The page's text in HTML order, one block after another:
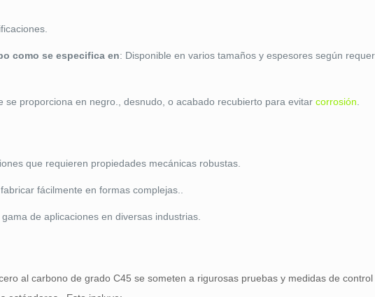
como se especifica en: Disponible en varios tamaños y espesores según
se proporciona en negro., desnudo, o acabado recubierto para evitarcorrosión.
que requieren propiedades mecánicas robustas.
fácilmente en formas complejas..
de aplicaciones en diversas industrias.
al carbono de grado C45 se someten a rigurosas pruebas y medidas de control